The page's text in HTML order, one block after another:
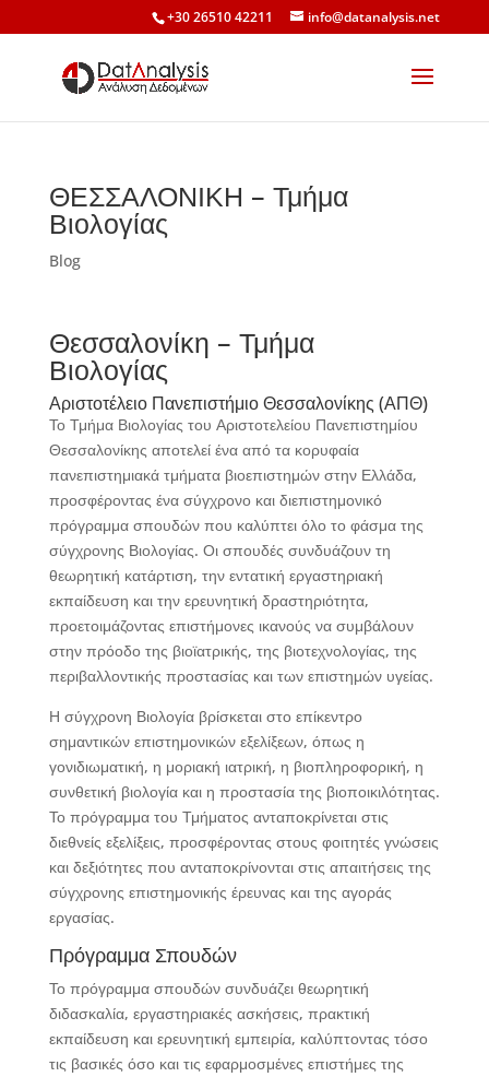
+30 26510 42211 info@datanalysis.net
ΘΕΣΣΑΛΟΝΙΚΗ – Τμήμα
Βιολογίας
Blog
Θεσσαλονίκη – Τμήμα
Βιολογίας
Αριστοτέλειο Πανεπιστήμιο Θεσσαλονίκης (ΑΠΘ)
Το Τμήμα Βιολογίας του Αριστοτελείου Πανεπιστημίου
Θεσσαλονίκης αποτελεί ένα από τα κορυφαία
πανεπιστημιακά τμήματα βιοεπιστημών στην Ελλάδα,
προσφέροντας ένα σύγχρονο και διεπιστημονικό
πρόγραμμα σπουδών που καλύπτει όλο το φάσμα της
σύγχρονης Βιολογίας. Οι σπουδές συνδυάζουν τη
θεωρητική κατάρτιση, την εντατική εργαστηριακή
εκπαίδευση και την ερευνητική δραστηριότητα,
προετοιμάζοντας επιστήμονες ικανούς να συμβάλουν
στην πρόοδο της βιοϊατρικής, της βιοτεχνολογίας, της
περιβαλλοντικής προστασίας και των επιστημών υγείας.
Η σύγχρονη Βιολογία βρίσκεται στο επίκεντρο
σημαντικών επιστημονικών εξελίξεων, όπως η
γονιδιωματική, η μοριακή ιατρική, η βιοπληροφορική, η
συνθετική βιολογία και η προστασία της βιοποικιλότητας.
Το πρόγραμμα του Τμήματος ανταποκρίνεται στις
διεθνείς εξελίξεις, προσφέροντας στους φοιτητές γνώσεις
και δεξιότητες που ανταποκρίνονται στις απαιτήσεις της
σύγχρονης επιστημονικής έρευνας και της αγοράς
εργασίας.
Πρόγραμμα Σπουδών
Το πρόγραμμα σπουδών συνδυάζει θεωρητική
διδασκαλία, εργαστηριακές ασκήσεις, πρακτική
εκπαίδευση και ερευνητική εμπειρία, καλύπτοντας τόσο
τις βασικές όσο και τις εφαρμοσμένες επιστήμες της